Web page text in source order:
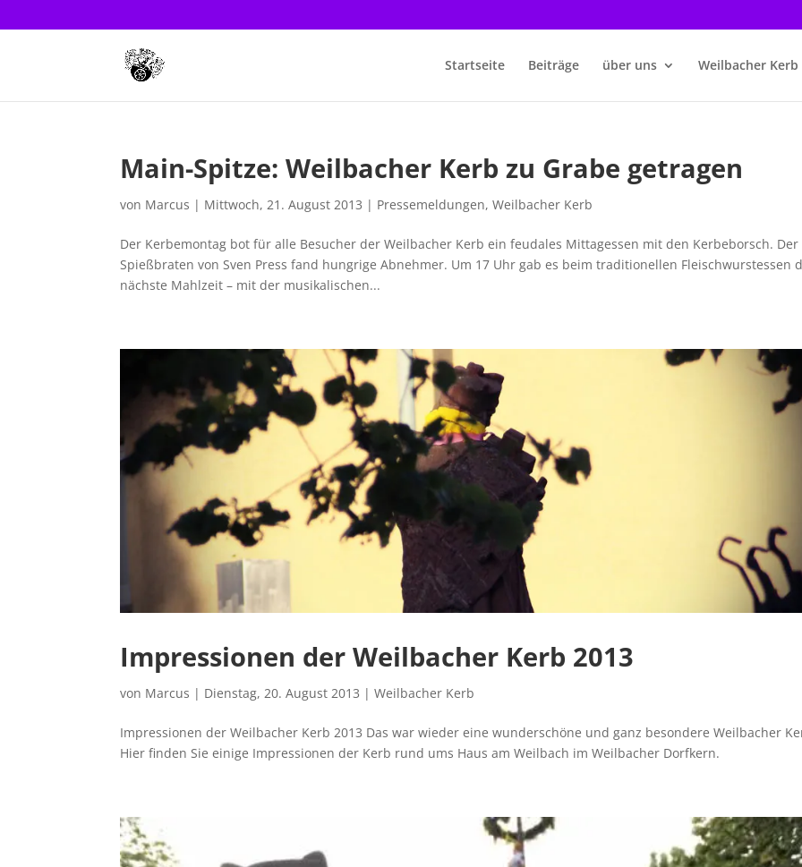
Startseite Beiträge über uns Weilbacher Kerb
Main-Spitze: Weilbacher Kerb zu Grabe getragen
von Marcus | Mittwoch, 21. August 2013 | Pressemeldungen,Weilbacher Kerb
Der Kerbemontag bot für alle Besucher der Weilbacher Kerb ein feudales Mittagessen mit den Kerbeborsch. Der
Spießbraten von Sven Press fand hungrige Abnehmer. Um 17 Uhr gab es beim traditionellen Fleischwurstessen
nächste Mahlzeit – mit der musikalischen...
Impressionen der Weilbacher Kerb 2013
von Marcus | Dienstag, 20. August 2013 |Weilbacher Kerb
Impressionen der Weilbacher Kerb 2013 Das war wieder eine wunderschöne und ganz besondere Weilbacher
Hier finden Sie einige Impressionen der Kerb rund ums Haus am Weilbach im Weilbacher Dorfkern.